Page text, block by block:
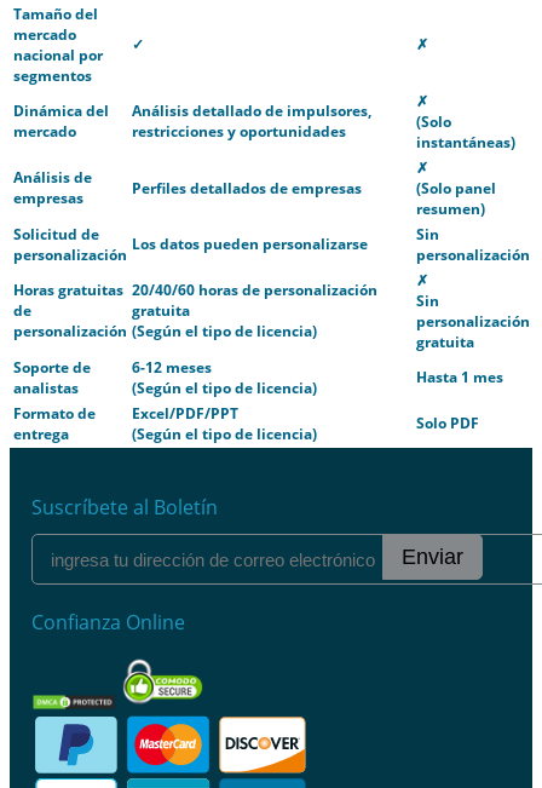
Tamaño del
mercado
nacional por
segmentos
✓ ✗
Dinámica del
mercado
Análisis detallado de impulsores,
restricciones y oportunidades
✗
(Solo
instantáneas)
Análisis de
empresas
Perfiles detallados de empresas
✗
(Solo panel
resumen)
Solicitud de
personalización
Los datos pueden personalizarse
Sin
personalización
Horas gratuitas
de
personalización
20/40/60 horas de personalización
gratuita
(Según el tipo de licencia)
✗
Sin
personalización
gratuita
Soporte de
analistas
6-12 meses
(Según el tipo de licencia)
Hasta 1 mes
Formato de
entrega
Excel/PDF/PPT
(Según el tipo de licencia)
Solo PDF
Suscríbete al Boletín
Enviar
Confianza Online